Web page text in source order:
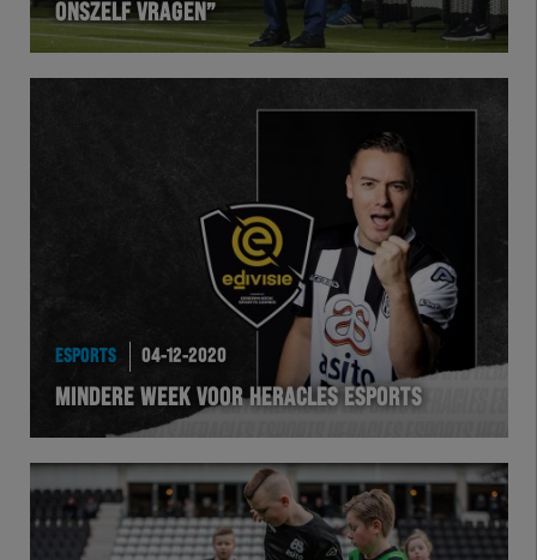
ONSZELF VRAGEN”
ESPORTS 04-12-2020
MINDERE WEEK VOOR HERACLES ESPORTS